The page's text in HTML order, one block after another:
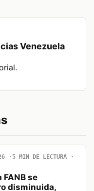
Venezuela
5 MIN DE LECTURA
se
disminuida,